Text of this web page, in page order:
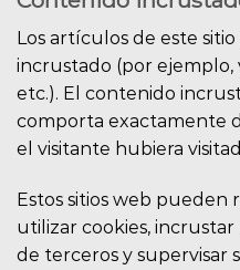
Los artículos de este
incrustado (por ejemplo,
etc.). El contenido
comporta exactamente
el visitante hubiera
Estos sitios web pueden
utilizar cookies,
de terceros y supervisar